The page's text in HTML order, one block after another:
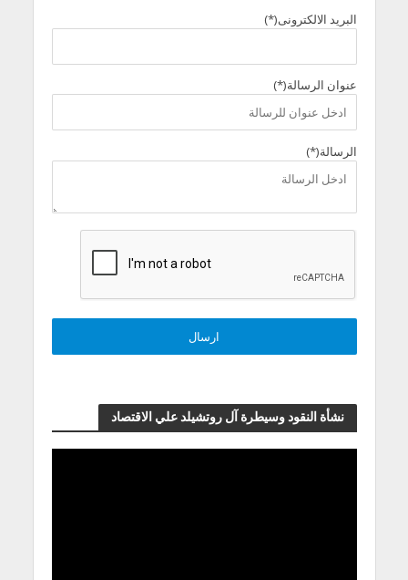
البريد الالكترونى(*)
عنوان الرسالة(*)
الرسالة(*)
نشأة النقود وسيطرة آل روتشيلد علي الاقتصاد